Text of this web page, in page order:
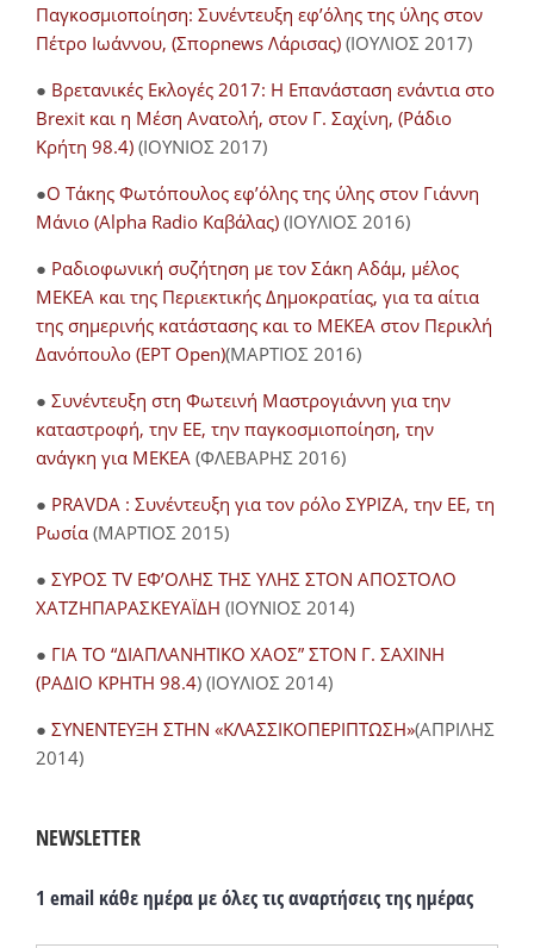
Παγκοσμιοποίηση: Συνέντευξη εφ’όλης της ύλης στον
Πέτρο Ιωάννου, (Σπορnews Λάρισας) (ΙΟΥΛΙΟΣ 2017)
● Βρετανικές Εκλογές 2017: Η Επανάσταση ενάντια στο
Brexit και η Μέση Ανατολή, στον Γ. Σαχίνη, (Ράδιο
Κρήτη 98.4) (ΙΟΥΝΙΟΣ 2017)
●O Τάκης Φωτόπουλος εφ’όλης της ύλης στον Γιάννη
Μάνιο (Alpha Radio Καβάλας) (ΙΟΥΛΙΟΣ 2016)
● Ραδιοφωνική συζήτηση με τον Σάκη Αδάμ, μέλος
ΜΕΚΕΑ και της Περιεκτικής Δημοκρατίας, για τα αίτια
της σημερινής κατάστασης και το ΜΕΚΕΑ στον Περικλή
Δανόπουλο (ΕΡΤ Open)(ΜΑΡΤΙΟΣ 2016)
● Συνέντευξη στη Φωτεινή Μαστρογιάννη για την
καταστροφή, την ΕΕ, την παγκοσμιοποίηση, την
ανάγκη για ΜΕΚΕΑ (ΦΛΕΒΑΡΗΣ 2016)
● PRAVDA : Συνέντευξη για τον ρόλο ΣΥΡΙΖΑ, την ΕΕ, τη
Ρωσία (ΜΑΡΤΙΟΣ 2015)
● ΣΥΡΟΣ TV ΕΦ’ΟΛΗΣ ΤΗΣ ΥΛΗΣ ΣΤΟΝ ΑΠΟΣΤΟΛΟ
ΧΑΤΖΗΠΑΡΑΣΚΕΥΑΪΔΗ (ΙΟΥΝΙΟΣ 2014)
● ΓΙΑ ΤΟ “ΔΙΑΠΛΑΝΗΤΙΚΟ ΧΑΟΣ” ΣΤΟΝ Γ. ΣΑΧΙΝΗ
(ΡΑΔΙΟ ΚΡΗΤΗ 98.4) (ΙΟΥΛΙΟΣ 2014)
● ΣΥΝΕΝΤΕΥΞΗ ΣΤΗΝ «ΚΛΑΣΣΙΚΟΠΕΡΙΠΤΩΣΗ»(ΑΠΡΙΛΗΣ
2014)
NEWSLETTER
1 email κάθε ημέρα με όλες τις αναρτήσεις της ημέρας